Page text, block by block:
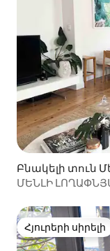
Բնակելի տուն
ՄԵՆԼԻ
Հյուրերի սիրելի
Հյուրերի սիրելի